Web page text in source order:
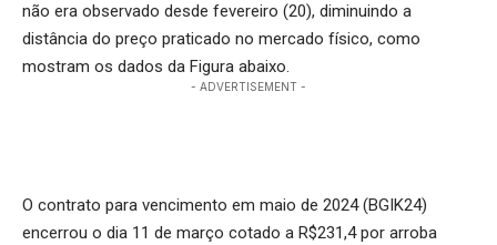
não era observado desde fevereiro (20), diminuindo a
distância do preço praticado no mercado físico, como
mostram os dados da Figura abaixo.
- ADVERTISEMENT -
O contrato para vencimento em maio de 2024 (BGIK24)
encerrou o dia 11 de março cotado a R$231,4 por arroba